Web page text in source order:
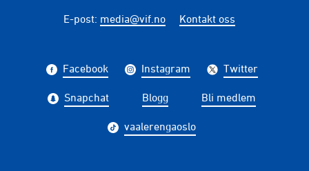
E-post: media@vif.no Kontakt oss
Facebook Instagram Twitter
Snapchat Blogg Bli medlem
vaalerengaoslo